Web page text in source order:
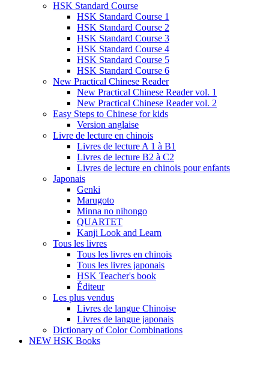
HSK Standard Course
HSK Standard Course 1
HSK Standard Course 2
HSK Standard Course 3
HSK Standard Course 4
HSK Standard Course 5
HSK Standard Course 6
New Practical Chinese Reader
New Practical Chinese Reader vol. 1
New Practical Chinese Reader vol. 2
Easy Steps to Chinese for kids
Version anglaise
Livre de lecture en chinois
Livres de lecture A 1 à B1
Livres de lecture B2 à C2
Livres de lecture en chinois pour enfants
Japonais
Genki
Marugoto
Minna no nihongo
QUARTET
Kanji Look and Learn
Tous les livres
Tous les livres en chinois
Tous les livres japonais
HSK Teacher's book
Éditeur
Les plus vendus
Livres de langue Chinoise
Livres de langue japonais
Dictionary of Color Combinations
NEW HSK Books